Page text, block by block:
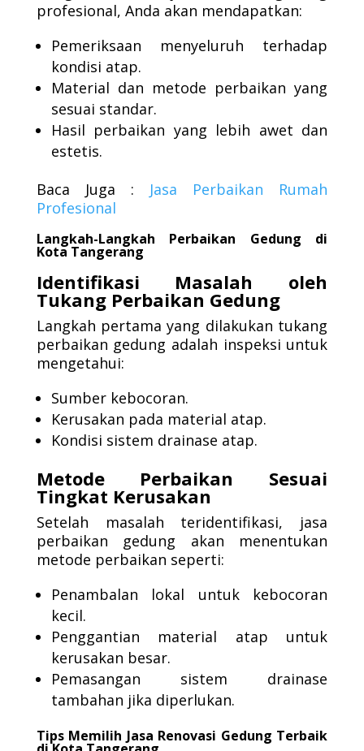
profesional, Anda akan mendapatkan:
Pemeriksaan menyeluruh terhadap
kondisi atap.
Material dan metode perbaikan yang
sesuai standar.
Hasil perbaikan yang lebih awet dan
estetis.
Baca Juga : Jasa Perbaikan Rumah
Profesional
Langkah-Langkah Perbaikan Gedung di
Kota Tangerang
Identifikasi Masalah oleh
Tukang Perbaikan Gedung
Langkah pertama yang dilakukan tukang
perbaikan gedung adalah inspeksi untuk
mengetahui:
Sumber kebocoran.
Kerusakan pada material atap.
Kondisi sistem drainase atap.
Metode Perbaikan Sesuai
Tingkat Kerusakan
Setelah masalah teridentifikasi, jasa
perbaikan gedung akan menentukan
metode perbaikan seperti:
Penambalan lokal untuk kebocoran
kecil.
Penggantian material atap untuk
kerusakan besar.
Pemasangan sistem drainase
tambahan jika diperlukan.
Tips Memilih Jasa Renovasi Gedung Terbaik